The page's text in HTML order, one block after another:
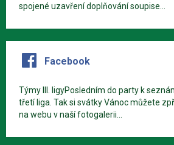
spojené uzavření doplňování soupise...
Facebook
Týmy III. ligyPosledním do party k
třetí liga. Tak si svátky Vánoc můžete
na webu v naší fotogalerii...